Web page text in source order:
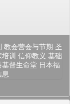
教会营会与节期 圣
训 信仰教义 基础
基督生命堂 日本福